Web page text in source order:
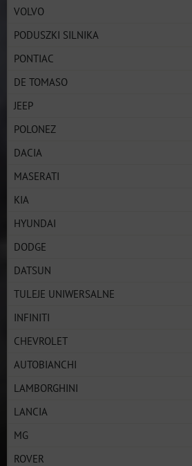
VOLVO
PODUSZKI SILNIKA
PONTIAC
DE TOMASO
JEEP
POLONEZ
DACIA
MASERATI
KIA
HYUNDAI
DODGE
DATSUN
TULEJE UNIWERSALNE
INFINITI
CHEVROLET
AUTOBIANCHI
LAMBORGHINI
LANCIA
MG
ROVER